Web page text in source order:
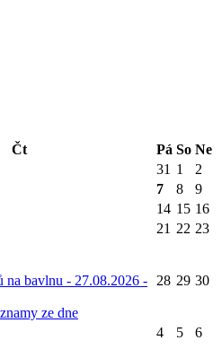
Čt Pá So Ne
31 1
2
7 8
9
14 15 16
21 22 23
na bavlnu - 27.08.2026 -
ze dne
28 29 30
4 5 6